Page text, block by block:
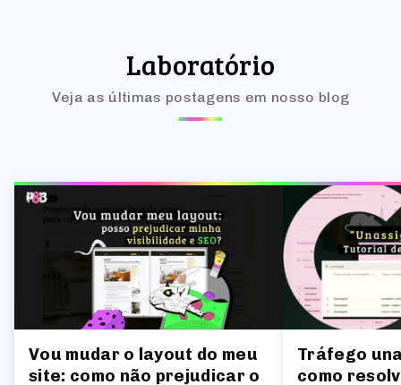
Laboratório
Veja as últimas postagens em nosso blog
Vou mudar o layout do meu
site: como não prejudicar o
Tráfego
como